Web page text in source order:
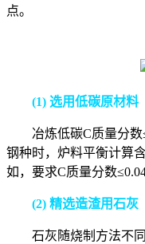
点。
(1) 选用低碳原材料
冶炼低碳C质量分数
钢种时，炉料平衡计算
如，要求C质量分数≤
(2) 精选造渣用石灰
石灰随烧制方法不